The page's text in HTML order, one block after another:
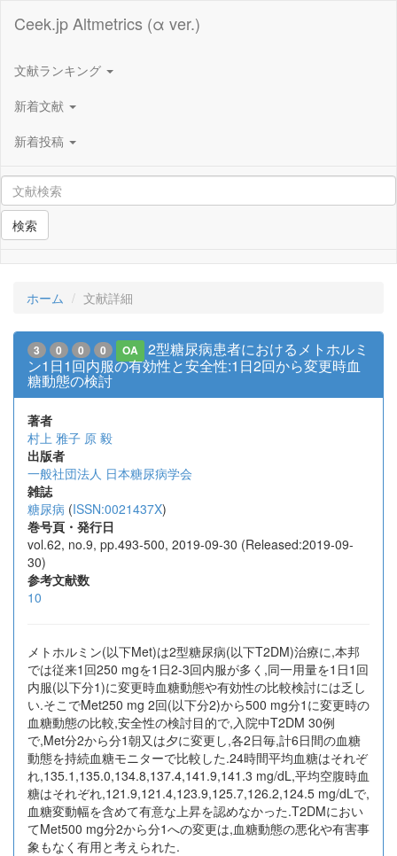
Ceek.jp Altmetrics (α ver.)
文献ランキング
新着文献
新着投稿
検索
ホーム 文献詳細
3 0 0 0 OA
2型糖尿病患者におけるメトホルミ
ン1日1回内服の有効性と安全性:1日2回から変更時血
糖動態の検討
著者
村上 雅子 原 毅
出版者
一般社団法人 日本糖尿病学会
雑誌
糖尿病 (ISSN:0021437X)
巻号頁・発行日
vol.62, no.9, pp.493-500, 2019-09-30 (Released:2019-09-
30)
参考文献数
10
メトホルミン(以下Met)は2型糖尿病(以下T2DM)治療に,本邦
では従来1回250 mgを1日2-3回内服が多く,同一用量を1日1回
内服(以下分1)に変更時血糖動態や有効性の比較検討には乏し
い.そこでMet250 mg 2回(以下分2)から500 mg分1に変更時の
血糖動態の比較,安全性の検討目的で,入院中T2DM 30例
で,Met分2から分1朝又は夕に変更し,各2日毎,計6日間の血糖
動態を持続血糖モニターで比較した.24時間平均血糖はそれぞ
れ,135.1,135.0,134.8,137.4,141.9,141.3 mg/dL,平均空腹時血
糖はそれぞれ,121.9,121.4,123.9,125.7,126.2,124.5 mg/dLで,
血糖変動幅を含めて有意な上昇を認めなかった.T2DMにおい
てMet500 mg分2から分1への変更は,血糖動態の悪化や有害事
象もなく有用と考えられた.